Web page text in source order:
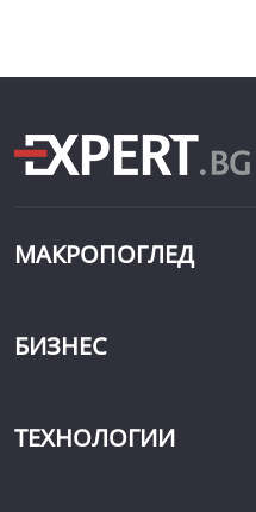
МАКРОПОГЛЕД
БИЗНЕС
ТЕХНОЛОГИИ